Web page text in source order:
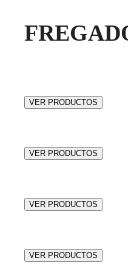
VER PRODUCTOS
VER PRODUCTOS
VER PRODUCTOS
VER PRODUCTOS